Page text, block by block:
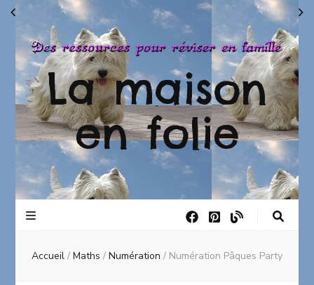
La maison
en folie
Accueil / Maths / Numération / Numération Pâques Party